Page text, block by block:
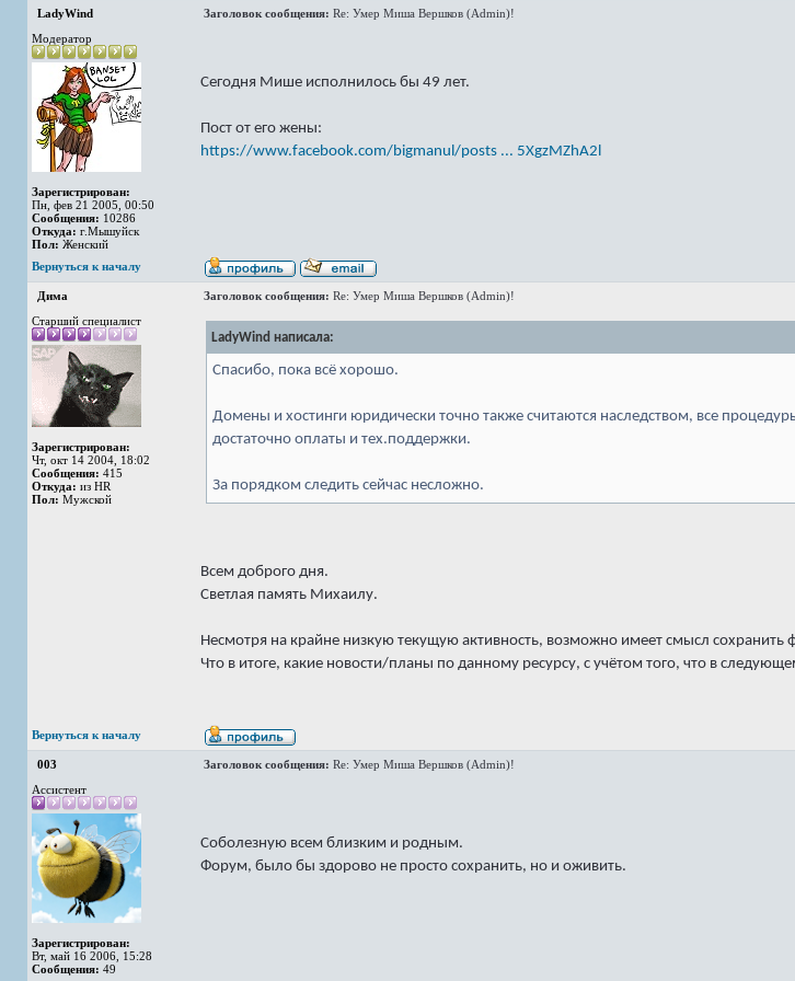
LadyWind Заголовок сообщения: Re: Умер Миша Вершков (Admin)!
Модератор
Зарегистрирован:
Пн, фев 21 2005, 00:50
Сообщения: 10286
Откуда: г.Мышуйск
Пол: Женский
Сегодня Мише исполнилось бы 49 лет.
Пост от его жены:
https://www.facebook.com/bigmanul/posts ... 5XgzMZhA2l
Вернуться к началу
Дима Заголовок сообщения: Re: Умер Миша Вершков (Admin)!
Старший специалист
Зарегистрирован:
Чт, окт 14 2004, 18:02
Сообщения: 415
Откуда: из HR
Пол: Мужской
LadyWind написала:
Спасибо, пока всё хорошо.
Домены и хостинги юридически точно также считаются наследством, все
достаточно оплаты и тех.поддержки.
За порядком следить сейчас несложно.
Всем доброго дня.
Светлая память Михаилу.
Несмотря на крайне низкую текущую активность, возможно имеет смысл
Что в итоге, какие новости/планы по данному ресурсу, с учётом того, что в
Вернуться к началу
003 Заголовок сообщения: Re: Умер Миша Вершков (Admin)!
Ассистент
Зарегистрирован:
Вт, май 16 2006, 15:28
Сообщения: 49
Соболезную всем близким и родным.
Форум, было бы здорово не просто сохранить, но и оживить.